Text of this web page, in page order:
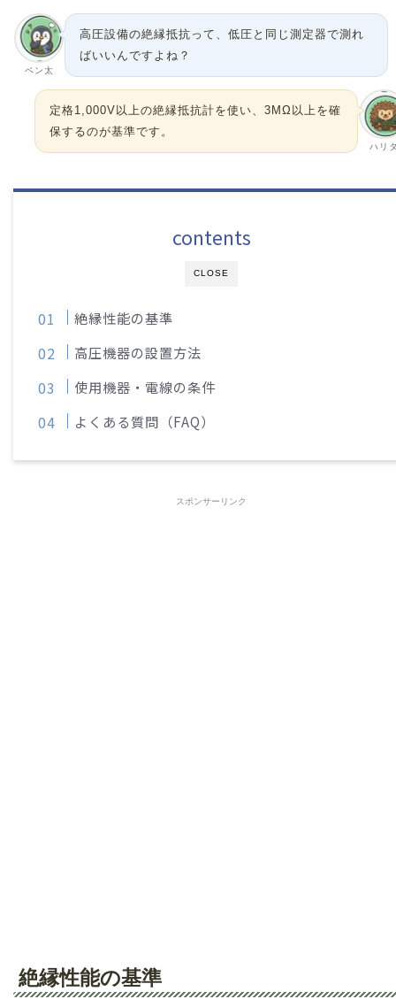
ペン太
高圧設備の絶縁抵抗って、低圧と同じ測定器で測れ
ばいいんですよね？
ハリ
定格1,000V以上の絶縁抵抗計を使い、3MΩ以上を確
保するのが基準です。
CLOSE
contents
絶縁性能の基準
高圧機器の設置方法
使用機器・電線の条件
よくある質問（FAQ）
スポンサーリンク
絶縁性能の基準